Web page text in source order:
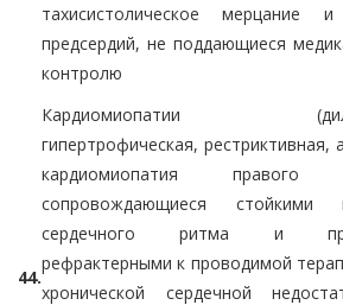
тахисистолическое мерцание и
предсердий, не поддающиеся
контролю
44.
Кардиомиопатии
гипертрофическая, рестриктивная,
кардиомиопатия правого
сопровождающиеся стойкими
сердечного ритма и
рефрактерными к проводимой
хронической сердечной